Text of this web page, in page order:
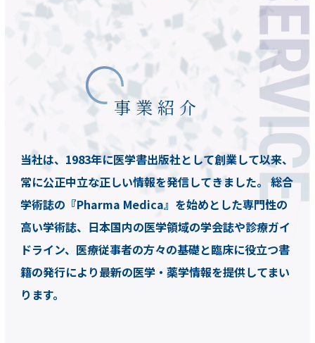
事業紹介
当社は、1983年に医学書出版社として創業して以来、
常に公正中立な正しい情報を発信してきました。 総合
学術誌の『Pharma Medica』を始めとした専門性の
高い学術誌、日本国内の医学領域の学会誌や診療ガイ
ドライン、 医療従事者の方々の基礎と臨床に役立つ書
籍の発行により最新の医学・薬学情報を提供してまい
ります。